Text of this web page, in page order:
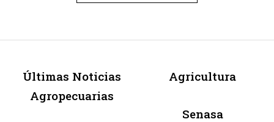
Últimas Noticias
Agropecuarias
Agricultura
Senasa